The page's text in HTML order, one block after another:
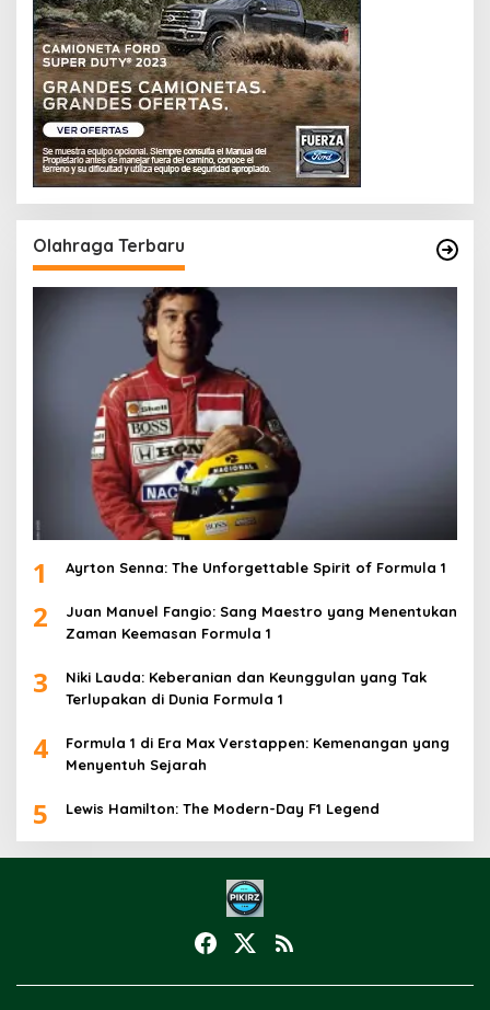
Olahraga Terbaru
1 Ayrton Senna: The Unforgettable Spirit of Formula 1
2
Juan Manuel Fangio: Sang Maestro yang Menentukan
Zaman Keemasan Formula 1
3
Niki Lauda: Keberanian dan Keunggulan yang Tak
Terlupakan di Dunia Formula 1
4
Formula 1 di Era Max Verstappen: Kemenangan yang
Menyentuh Sejarah
5 Lewis Hamilton: The Modern-Day F1 Legend